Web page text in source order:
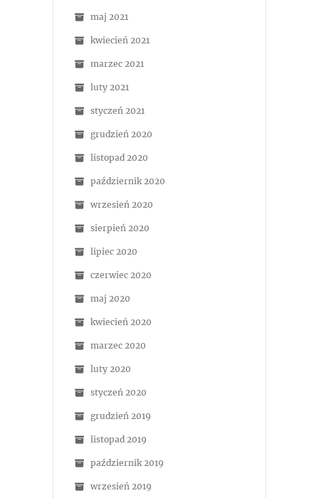
maj 2021
kwiecień 2021
marzec 2021
luty 2021
styczeń 2021
grudzień 2020
listopad 2020
październik 2020
wrzesień 2020
sierpień 2020
lipiec 2020
czerwiec 2020
maj 2020
kwiecień 2020
marzec 2020
luty 2020
styczeń 2020
grudzień 2019
listopad 2019
październik 2019
wrzesień 2019